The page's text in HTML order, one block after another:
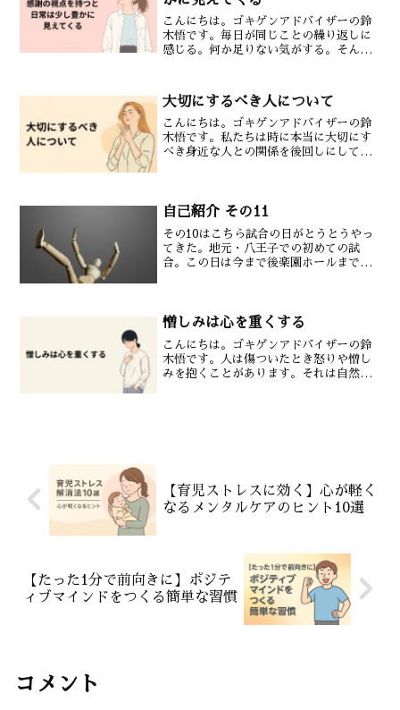
こんにちは。ゴキゲンアドバイザーの鈴
木悟です。毎日が同じことの繰り返しに
感じる。何か足りない気がする。そんな
わるだけで世界の見え方は変わります。
その視点の一つが「感謝」...
大切にするべき人について
こんにちは。ゴキゲンアドバイザーの鈴
木悟です。私たちは時に本当に大切にす
べき身近な人との関係を後回しにしてし
いてくれるとは限りません。...
自己紹介 その11
その10はこちら試合の日がとうとうやっ
てきた。地元・八王子での初めての試
合。この日は今まで後楽園ホールまで足
ングに名を連ねての初の試...
憎しみは心を重くする
こんにちは。ゴキゲンアドバイザーの鈴
木悟です。人は傷ついたとき怒りや憎し
みを抱くことがあります。それは自然な
【育児ストレスに効く】心が軽く
なるメンタルケアのヒント10選
【たった1分で前向きに】ポジテ
ィブマインドをつくる簡単な習慣
コメント